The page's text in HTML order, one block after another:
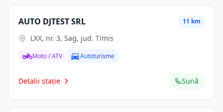
AUTO DJTEST SRL 11 km
LXX, nr. 3, Sag, jud. Timis
Moto / ATV Autoturisme
Detalii stație Sună